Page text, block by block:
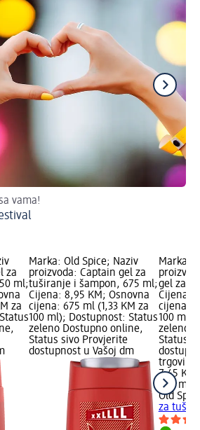
vama!
za
ml;
za
Marka: Old Spice; Naziv
proizvoda: Captain gel za
tuširanje i šampon, 675 ml;
Cijena: 8,95 KM; Osnovna
cijena: 675 ml (1,33 KM za
100 ml); Dostupnost: Status
zeleno Dostupno online,
Status sivo Provjerite
dostupnost u Vašoj dm
Marka:
gel za
Cijena:
cijena:
100 ml);
zeleno
Status
trgovini
7,45 KM
400 ml
Old
za